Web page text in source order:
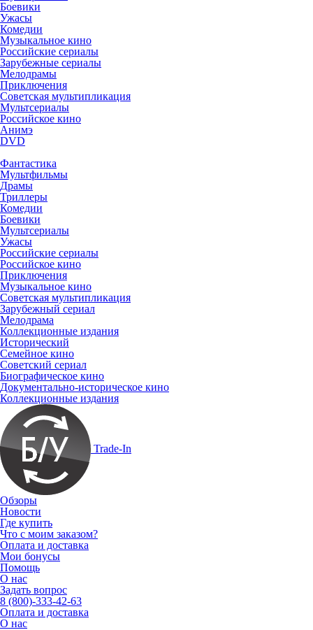
Боевики
Ужасы
Комедии
Музыкальное кино
Российские сериалы
Зарубежные сериалы
Мелодрамы
Приключения
Советская мультипликация
Мультсериалы
Российское кино
Анимэ
DVD
Фантастика
Мультфильмы
Драмы
Триллеры
Комедии
Боевики
Мультсериалы
Ужасы
Российские сериалы
Российское кино
Приключения
Музыкальное кино
Советская мультипликация
Зарубежный сериал
Мелодрама
Коллекционные издания
Исторический
Семейное кино
Советский сериал
Биографическое кино
Документально-историческое кино
Коллекционные издания
Trade-In
Обзоры
Новости
Где купить
Что с моим заказом?
Оплата и доставка
Мои бонусы
Помощь
О нас
Задать вопрос
8 (800)-333-42-63
Оплата и доставка
О нас